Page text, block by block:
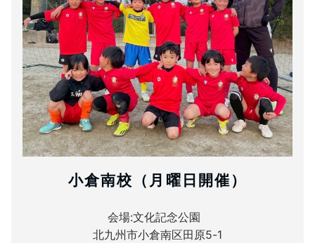
小倉南校（月曜日開催）
会場:文化記念公園
北九州市小倉南区田原5-1